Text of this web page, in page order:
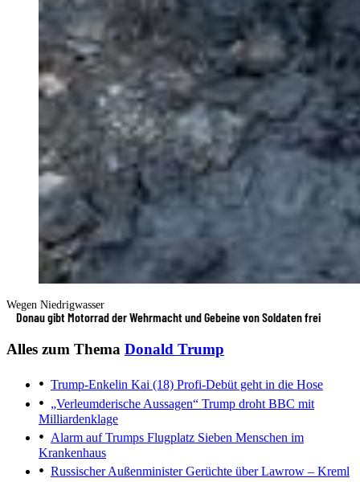
Wegen Niedrigwasser
Donau gibt Motorrad der Wehrmacht und Gebeine von Soldaten frei
Alles zum Thema Donald Trump
Trump-Enkelin Kai (18) Profi-Debüt geht in die Hose
„Verleumderische Aussagen“ Trump droht BBC mit
Milliardenklage
Alarm auf Trumps Flugplatz Sieben Menschen im
Krankenhaus
Russischer AußenministerGerüchte über Lawrow – Kreml